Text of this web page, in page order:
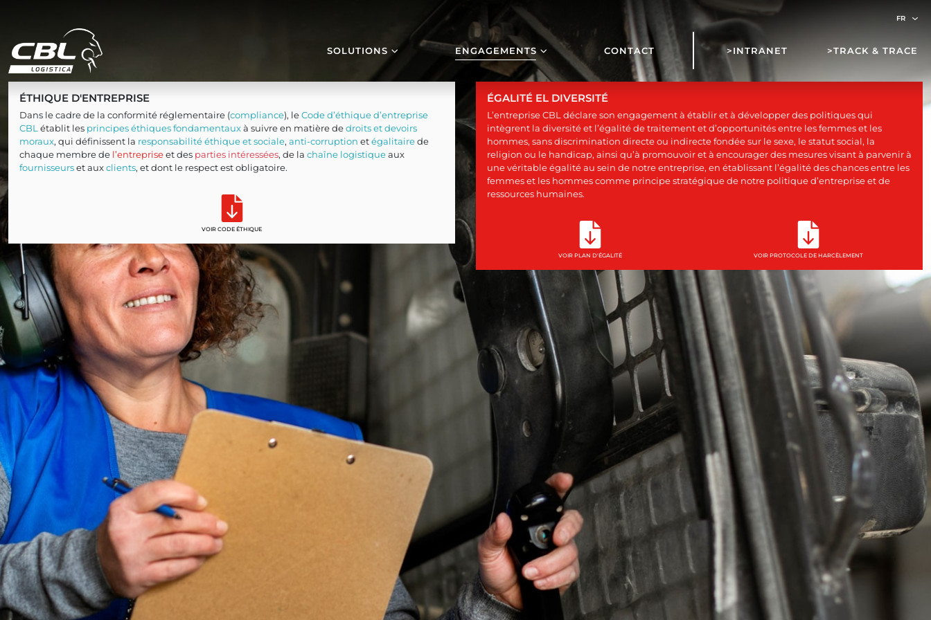
SOLUTIONS ENGAGEMENTS CONTACT >INTRANET >TRACK & TRACE
ÉTHIQUE D'ENTREPRISE
Dans le cadre de la conformité réglementaire (compliance), leCode d’éthique d’entreprise
CBL établit les principes éthiques fondamentauxà suivre en matière dedroits et devoirs
moraux, qui définissent la responsabilité éthique et sociale, anti-corruption etégalitairede
chaque membre de l’entrepriseet des parties intéressées, de la chaîne logistiqueaux
fournisseurset auxclients, et dont le respect est obligatoire.
VOIR CODE ÉTHIQUE
ÉGALITÉ EL DIVERSITÉ
L’entreprise CBL déclare son engagement à établir et à développer des politiques qui
intègrent la diversité et l’égalité de traitement et d’opportunités entre les femmes et les
hommes, sans discrimination directe ou indirecte fondée sur le sexe, le statut social, la
religion ou le handicap, ainsi qu’à promouvoir et à encourager des mesures visant à parvenir à
une véritable égalité au sein de notre entreprise, en établissant l’égalité des chances entre les
femmes et les hommes comme principe stratégique de notre politique d’entreprise et de
ressources humaines.
VOIR PLAN D'ÉGALITÉ VOIR PROTOCOLE DE HARCÈLEMENT